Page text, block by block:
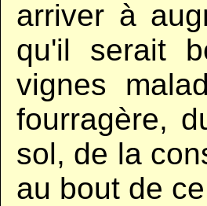
arriver à
qu'il serait
vignes
fourragère,
sol, de la
au bout de